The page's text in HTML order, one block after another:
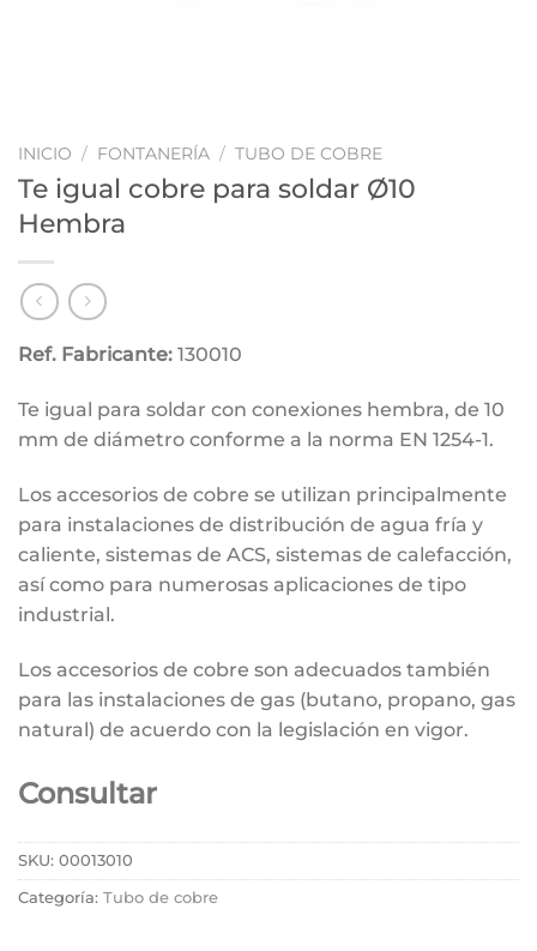
INICIO / FONTANERÍA / TUBO DE COBRE
Te igual cobre para soldar Ø10
Hembra
Ref. Fabricante: 130010
Te igual para soldar con conexiones hembra, de 10
mm de diámetro conforme a la norma EN 1254-1.
Los accesorios de cobre se utilizan principalmente
para instalaciones de distribución de agua fría y
caliente, sistemas de ACS, sistemas de calefacción,
así como para numerosas aplicaciones de tipo
industrial.
Los accesorios de cobre son adecuados también
para las instalaciones de gas (butano, propano, gas
natural) de acuerdo con la legislación en vigor.
Consultar
SKU: 00013010
Categoría: Tubo de cobre